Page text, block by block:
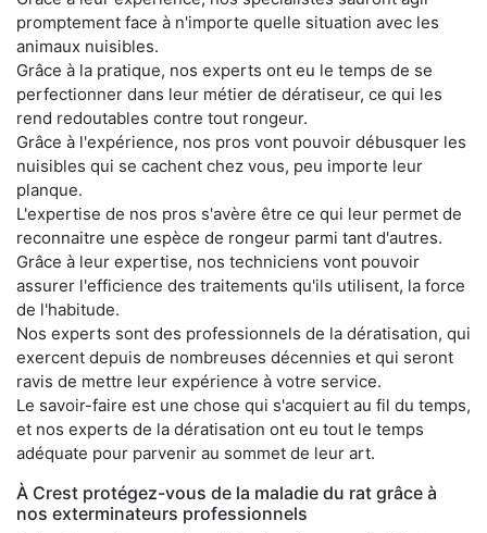
promptement face à n'importe quelle situation avec les
animaux nuisibles.
Grâce à la pratique, nos experts ont eu le temps de se
perfectionner dans leur métier de dératiseur, ce qui les
rend redoutables contre tout rongeur.
Grâce à l'expérience, nos pros vont pouvoir débusquer les
nuisibles qui se cachent chez vous, peu importe leur
planque.
L'expertise de nos pros s'avère être ce qui leur permet de
reconnaitre une espèce de rongeur parmi tant d'autres.
Grâce à leur expertise, nos techniciens vont pouvoir
assurer l'efficience des traitements qu'ils utilisent, la force
de l'habitude.
Nos experts sont des professionnels de la dératisation, qui
exercent depuis de nombreuses décennies et qui seront
ravis de mettre leur expérience à votre service.
Le savoir-faire est une chose qui s'acquiert au fil du temps,
et nos experts de la dératisation ont eu tout le temps
adéquate pour parvenir au sommet de leur art.
À Crest protégez-vous de la maladie du rat grâce à
nos exterminateurs professionnels